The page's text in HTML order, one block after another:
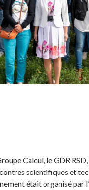
Calcul, le GDR
scientifiques et
était organisé